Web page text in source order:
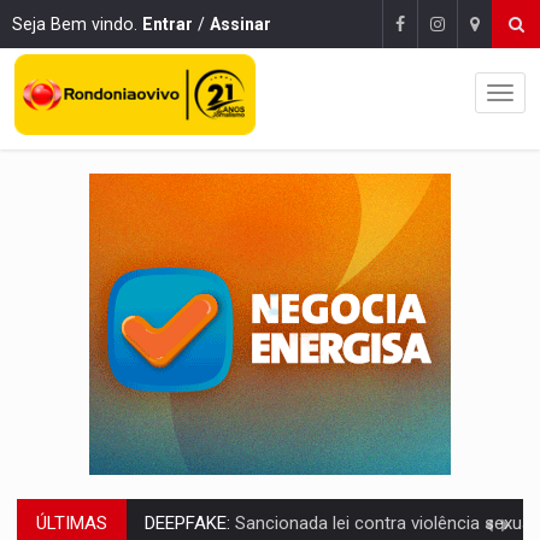
Seja Bem vindo. Entrar / Assinar
ÚLTIMAS COLEGIADO:Brasil e Rússia discutem energia nuclear, defesa e